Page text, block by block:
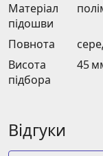
Матеріал
підошви
Повнота
Висота
підбора
45
Відгуки